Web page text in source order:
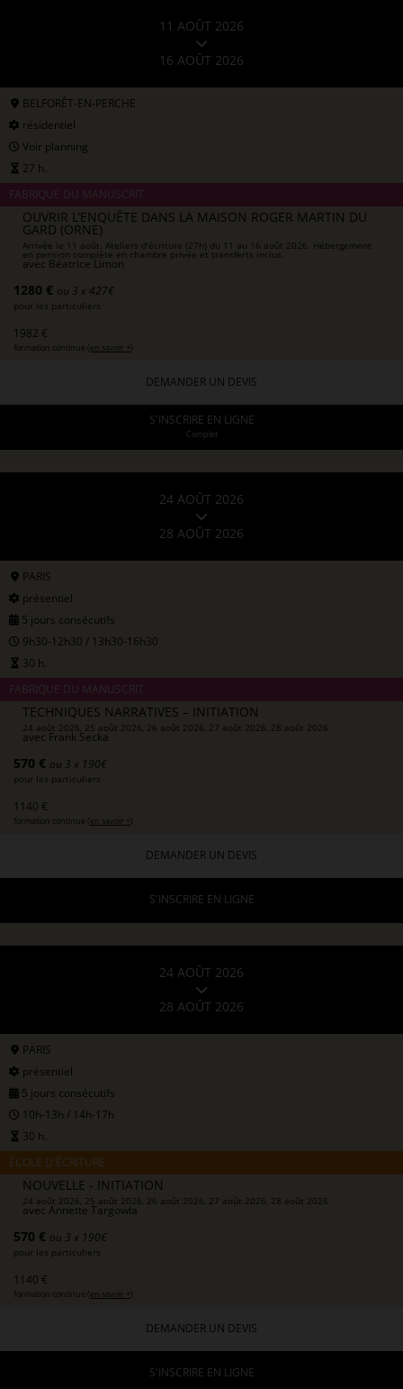
11 AOÛT 2026
16 AOÛT 2026
BELFORÊT-EN-PERCHE
résidentiel
Voir planning
27 h.
FABRIQUE DU MANUSCRIT
OUVRIR L’ENQUÊTE DANS LA MAISON ROGER MARTIN DU
GARD (ORNE)
Arrivée le 11 août. Ateliers d'écriture (27h) du 11 au 16 août 2026. Hébergement
en pension complète en chambre privée et transferts inclus.
avec Béatrice Limon
1280 € ou 3 x 427€
pour les particuliers
1982 €
formation continue ( en savoir + )
DEMANDER UN DEVIS
S'INSCRIRE EN LIGNE
Complet
24 AOÛT 2026
28 AOÛT 2026
PARIS
présentiel
5 jours consécutifs
9h30-12h30 / 13h30-16h30
30 h.
FABRIQUE DU MANUSCRIT
TECHNIQUES NARRATIVES – INITIATION
24 août 2026, 25 août 2026, 26 août 2026, 27 août 2026, 28 août 2026
avec Frank Secka
570 € ou 3 x 190€
pour les particuliers
1140 €
formation continue ( en savoir + )
DEMANDER UN DEVIS
S'INSCRIRE EN LIGNE
24 AOÛT 2026
28 AOÛT 2026
PARIS
présentiel
5 jours consécutifs
10h-13h / 14h-17h
30 h.
ÉCOLE D'ÉCRITURE
NOUVELLE - INITIATION
24 août 2026, 25 août 2026, 26 août 2026, 27 août 2026, 28 août 2026
avec Annette Targowla
570 € ou 3 x 190€
pour les particuliers
1140 €
formation continue ( en savoir + )
DEMANDER UN DEVIS
S'INSCRIRE EN LIGNE